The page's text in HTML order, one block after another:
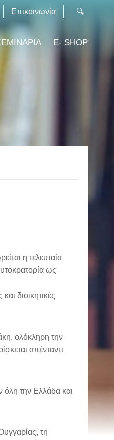
Επικοινωνία
E- SHOP
η τελευταία
ως
διοικητικές
ολόκληρη την
απένταντι
όλη την Ελλάδα και
τη